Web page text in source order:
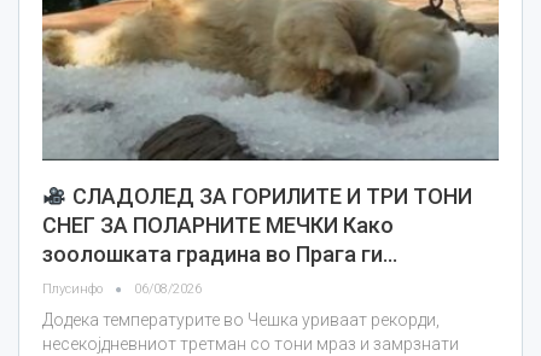
СЛАДОЛЕД ЗА ГОРИЛИТЕ И ТРИ ТОНИ
СНЕГ ЗА ПОЛАРНИТЕ МЕЧКИ Како
зоолошката градина во Прага ги…
Плусинфо 06/08/2026
Додека температурите во Чешка уриваат рекорди,
несекојдневниот третман со тони мраз и замрзнати